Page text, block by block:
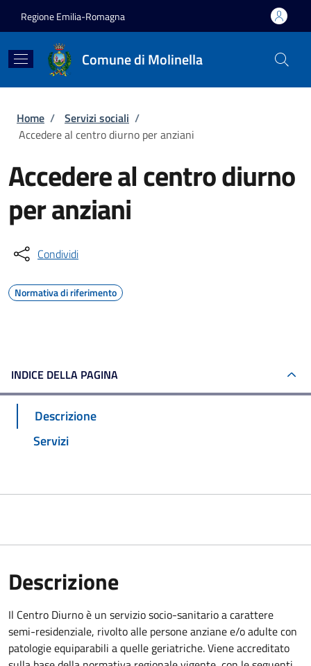
Regione Emilia-Romagna
Comune di Molinella
Briciole di pane
Home / Servizi sociali /
Accedere al centro diurno per anziani
Accedere al centro diurno
per anziani
Condividi
Normativa di riferimento
INDICE DELLA PAGINA
Descrizione
Servizi
Descrizione
Il Centro Diurno è un servizio socio-sanitario a carattere
semi-residenziale, rivolto alle persone anziane e/o adulte con
patologie equiparabili a quelle geriatriche. Vieneaccreditato